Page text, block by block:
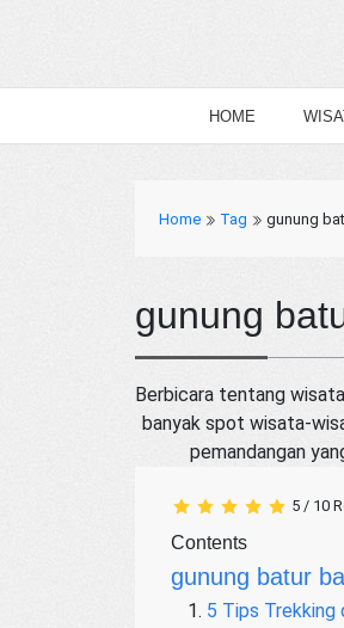
HOME
Home Tag gunung
gunung
Berbicara tentang
banyak spot wisata-
pemandangan
5 / 10
Contents
gunung batur
5 Tips Trekking